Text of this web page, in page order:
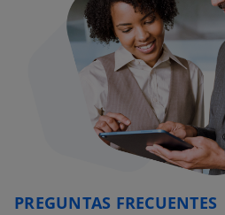
PREGUNTAS FRECUENTES